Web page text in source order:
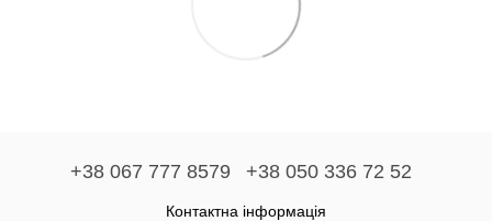
+38 067 777 8579 +38 050 336 72 52
Контактна інформація